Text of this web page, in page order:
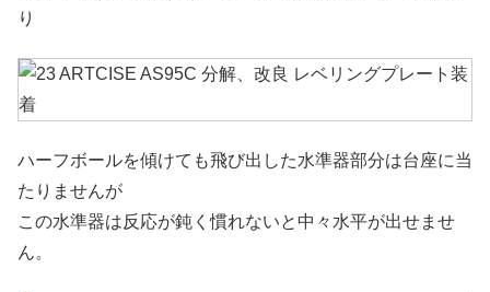
り
ハーフボールを傾けても飛び出した水準器部分は台座に当
たりませんが
この水準器は反応が鈍く慣れないと中々水平が出せませ
ん。